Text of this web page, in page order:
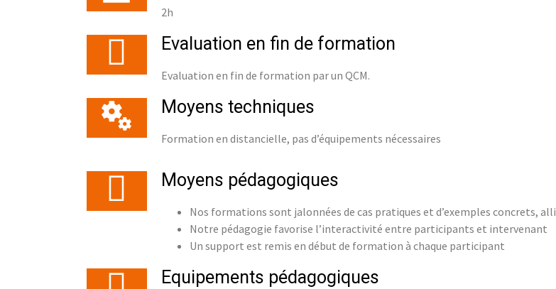
2h
Evaluation en fin de formation
Evaluation en fin de formation par un QCM.
Moyens techniques
Formation en distancielle, pas d’équipements nécessaires
Moyens pédagogiques
Nos formations sont jalonnées de cas pratiques et d’exemples concrets,
Notre pédagogie favorise l’interactivité entre participants et intervenant
Un support est remis en début de formation à chaque participant
Equipements pédagogiques